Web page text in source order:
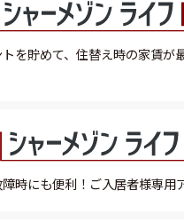
を貯めて、 住替え時の家賃が
時にも便利！ ご入居者様専用